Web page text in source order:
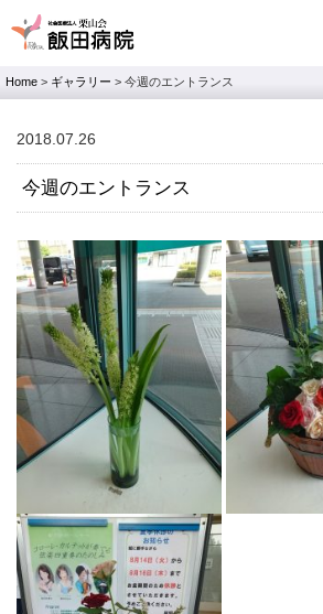
Home > ギャラリー > 今週のエントランス
2018.07.26
今週のエントランス